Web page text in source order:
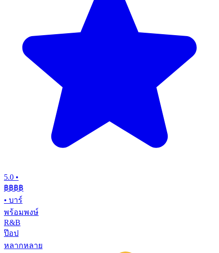
5.0 •
฿฿฿฿
• บาร์
พร้อมพงษ์
R&B
ป๊อป
หลากหลาย